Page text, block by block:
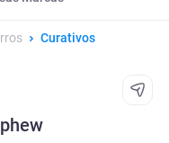
Curativos